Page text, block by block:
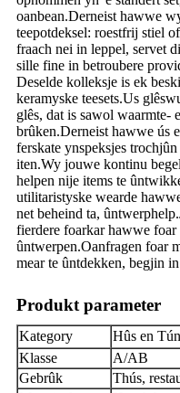
oanbean.Derneist hawwe
teepotdeksel: roestfrij stiel
fraach nei in leppel, servet
sille fine in betroubere
Deselde kolleksje is ek
keramyske teesets.Us
glês, dat is sawol waarmte-
brûken.Derneist hawwe ús
ferskate ynspeksjes
iten.Wy jouwe kontinu
helpen nije items te
utilitaristyske wearde
net beheind ta,
fierdere foarkar hawwe
ûntwerpen.Oanfragen foar
mear te ûntdekken, begjin
Produkt parameter
Kategory
Hûs en
Klasse
A/AB
Gebrûk
Thús,